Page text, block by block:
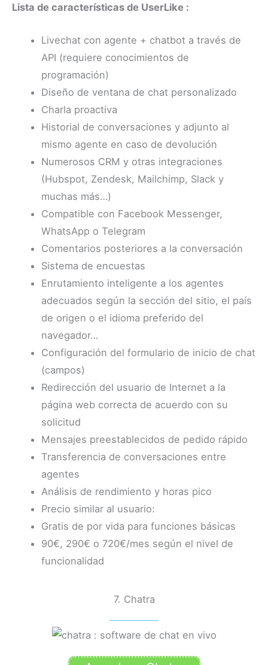
Lista de características de UserLike :
Livechat con agente + chatbot a través de
API (requiere conocimientos de
programación)
Diseño de ventana de chat personalizado
Charla proactiva
Historial de conversaciones y adjunto al
mismo agente en caso de devolución
Numerosos CRM y otras integraciones
(Hubspot, Zendesk, Mailchimp, Slack y
muchas más…)
Compatible con Facebook Messenger,
WhatsApp o Telegram
Comentarios posteriores a la conversación
Sistema de encuestas
Enrutamiento inteligente a los agentes
adecuados según la sección del sitio, el país
de origen o el idioma preferido del
navegador…
Configuración del formulario de inicio de chat
(campos)
Redirección del usuario de Internet a la
página web correcta de acuerdo con su
solicitud
Mensajes preestablecidos de pedido rápido
Transferencia de conversaciones entre
agentes
Análisis de rendimiento y horas pico
Precio similar al usuario:
Gratis de por vida para funciones básicas
90€, 290€ o 720€/mes según el nivel de
funcionalidad
7. Chatra